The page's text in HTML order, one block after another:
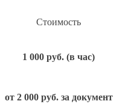
Стоимость
1 000 руб. (в час)
от 2 000 руб. за документ